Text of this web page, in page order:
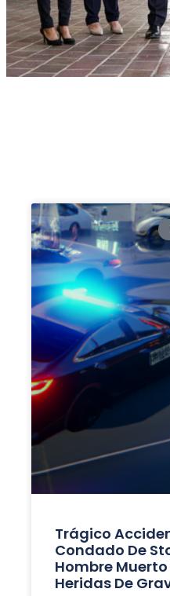
Trágico
Condado De
Hombre Muerto
Heridas De